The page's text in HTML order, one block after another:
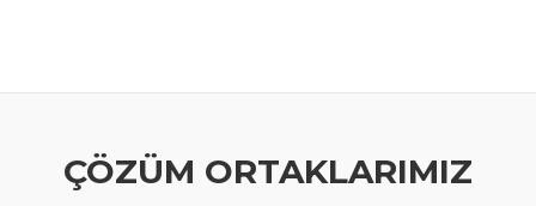
ÇÖZÜM ORTAKLARIMIZ